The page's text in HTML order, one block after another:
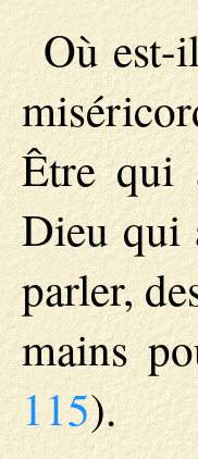
Où
Être qui
Dieu qui
parler,
mains
115).